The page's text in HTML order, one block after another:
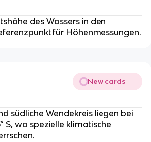
des Wassers in den
für Höhenmessungen.
New cards
südliche Wendekreis liegen bei
S, wo spezielle klimatische